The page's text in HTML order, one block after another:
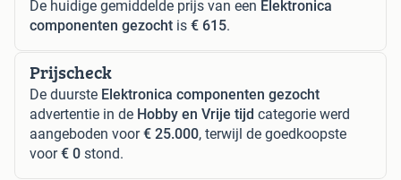
De huidige gemiddelde prijs van een Elektronica
componenten gezocht is € 615.
Prijscheck
De duurste Elektronica componenten gezocht
advertentie in de Hobby en Vrije tijd categorie werd
aangeboden voor€ 25.000, terwijl de goedkoopste
voor€ 0 stond.